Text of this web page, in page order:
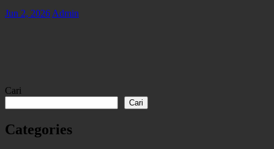
Jun 2, 2026 Admin
Cari
Cari
Categories